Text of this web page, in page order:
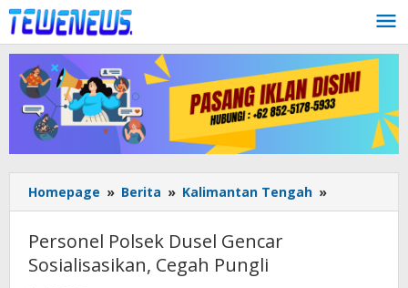
Lewati
ke
konten
Homepage » Berita » Kalimantan Tengah »
Polsek
Personel Polsek Dusel Gencar
Sosialisasikan, Cegah Pungli